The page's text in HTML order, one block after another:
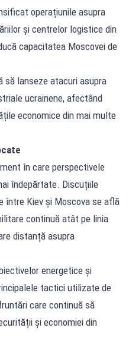
operațiunile asupra
și centrelor logistice din
capacitatea Moscovei de
să lanseze atacuri asupra
ucrainene, afectând
economice din mai multe
în care perspectivele
îndepărtate. Discuțiile
între Kiev și Moscova se află
continuă atât pe linia
distanță asupra
energetice și
tactici utilizate de
care continuă să
și economiei din